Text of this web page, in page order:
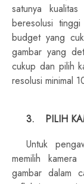
satunya
beresolusi
budget yang
gambar yang
cukup dan pilih
resolusi minimal
3.
PILIH
Untuk
memilih
gambar dalam